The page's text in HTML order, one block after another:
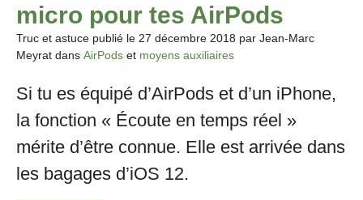
braille"
micro pour tes AirPods
Truc et astuce publié le 27 décembre 2018 par Jean-Marc
Meyrat dans AirPods et moyens auxiliaires
Si tu es équipé d’AirPods et d’un iPhone,
la fonction « Écoute en temps réel »
mérite d’être connue. Elle est arrivée dans
les bagages d’iOS 12.